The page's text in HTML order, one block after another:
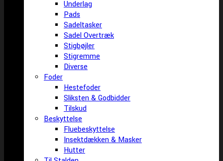
Underlag
Pads
Sadeltasker
Sadel Overtræk
Stigbøjler
Stigremme
Diverse
Foder
Hestefoder
Sliksten & Godbidder
Tilskud
Beskyttelse
Fluebeskyttelse
Insektdækken & Masker
Hutter